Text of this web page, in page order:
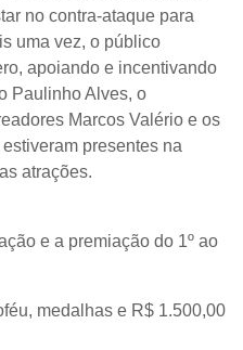
no contra-ataque para
uma vez, o público
apoiando e incentivando
Paulinho Alves, o
Marcos Valério e os
presentes na
atrações.
e a premiação do 1º ao
medalhas e R$ 1.500,00